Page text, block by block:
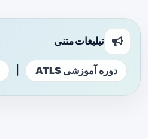
تبلیغات متنی
دوره آموزشی ATLS